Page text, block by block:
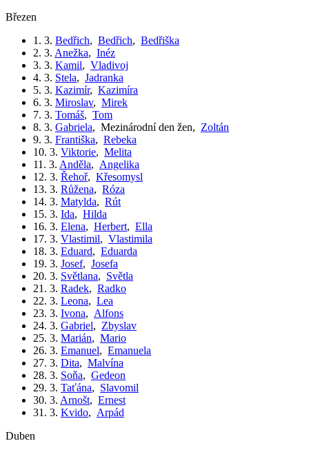
březen
1. 3. Bedřich, Bedřich, Bedřiška
2. 3. Anežka, Inéz
3. 3. Kamil, Vladivoj
4. 3. Stela, Jadranka
5. 3. Kazimír, Kazimíra
6. 3. Miroslav, Mirek
7. 3. Tomáš, Tom
8. 3. Gabriela, Mezinárodní den žen, Zoltán
9. 3. Františka, Rebeka
10. 3. Viktorie, Melita
11. 3. Anděla, Angelika
12. 3. Řehoř, Křesomysl
13. 3. Růžena, Róza
14. 3. Matylda, Rút
15. 3. Ida, Hilda
16. 3. Elena, Herbert, Ella
17. 3. Vlastimil, Vlastimila
18. 3. Eduard, Eduarda
19. 3. Josef, Josefa
20. 3. Světlana, Světla
21. 3. Radek, Radko
22. 3. Leona, Lea
23. 3. Ivona, Alfons
24. 3. Gabriel, Zbyslav
25. 3. Marián, Mario
26. 3. Emanuel, Emanuela
27. 3. Dita, Malvína
28. 3. Soňa, Gedeon
29. 3. Taťána, Slavomil
30. 3. Arnošt, Ernest
31. 3. Kvido, Arpád
duben